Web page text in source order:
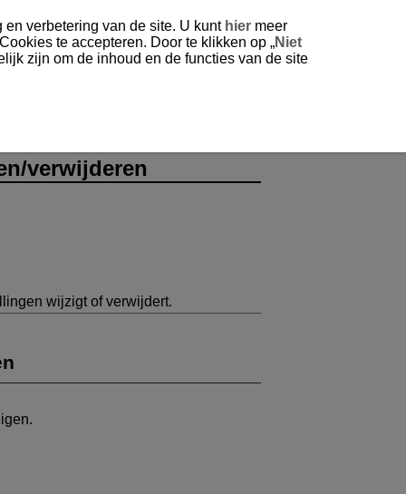
verwijderen
wijzigt of verwijdert.
verbetering van de site. U kunt hier meer
te accepteren. Door te klikken op „Niet
zijn om de inhoud en de functies van de site